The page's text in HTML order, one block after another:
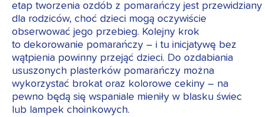
etap tworzenia ozdób z pomarańczy jest przewidziany
dla rodziców, choć dzieci mogą oczywiście
obserwować jego przebieg. Kolejny krok
to dekorowanie pomarańczy – i tu inicjatywę bez
wątpienia powinny przejąć dzieci. Do ozdabiania
ususzonych plasterków pomarańczy można
wykorzystać brokat oraz kolorowe cekiny – na
pewno będą się wspaniale mieniły w blasku świec
lub lampek choinkowych.